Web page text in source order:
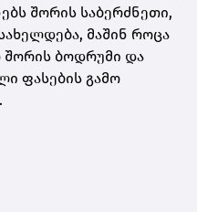
შორის საბერძნეთი,
მაშინ როცა
შორის ბოდრუმი და
ფასების გამო